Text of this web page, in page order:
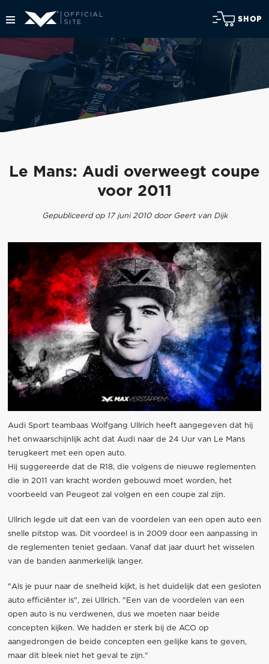
SHOP
Le Mans: Audi overweegt coupe
voor 2011
Gepubliceerd op 17 juni 2010 door Geert van Dijk
Audi Sport teambaas Wolfgang Ullrich heeft aangegeven dat hij
het onwaarschijnlijk acht dat Audi naar de 24 Uur van Le Mans
terugkeert met een open auto.
Hij suggereerde dat de R18, die volgens de nieuwe reglementen
die in 2011 van kracht worden gebouwd moet worden, het
voorbeeld van Peugeot zal volgen en een coupe zal zijn.
Ullrich legde uit dat een van de voordelen van een open auto een
snelle pitstop was. Dit voordeel is in 2009 door een aanpassing in
de reglementen teniet gedaan. Vanaf dat jaar duurt het wisselen
van de banden aanmerkelijk langer.
"Als je puur naar de snelheid kijkt, is het duidelijk dat een gesloten
auto efficiënter is", zei Ullrich. "Een van de voordelen van een
open auto is nu verdwenen, dus we moeten naar beide
concepten kijken. We hadden er sterk bij de ACO op
aangedrongen de beide concepten een gelijke kans te geven,
maar dit bleek niet het geval te zijn."